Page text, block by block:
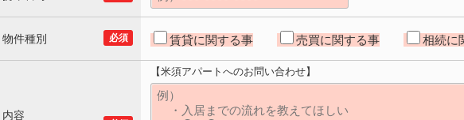
必須
物件種別 賃貸に関する事 売買に関する事 相続に
内容
【米須アパートへのお問い合わせ】